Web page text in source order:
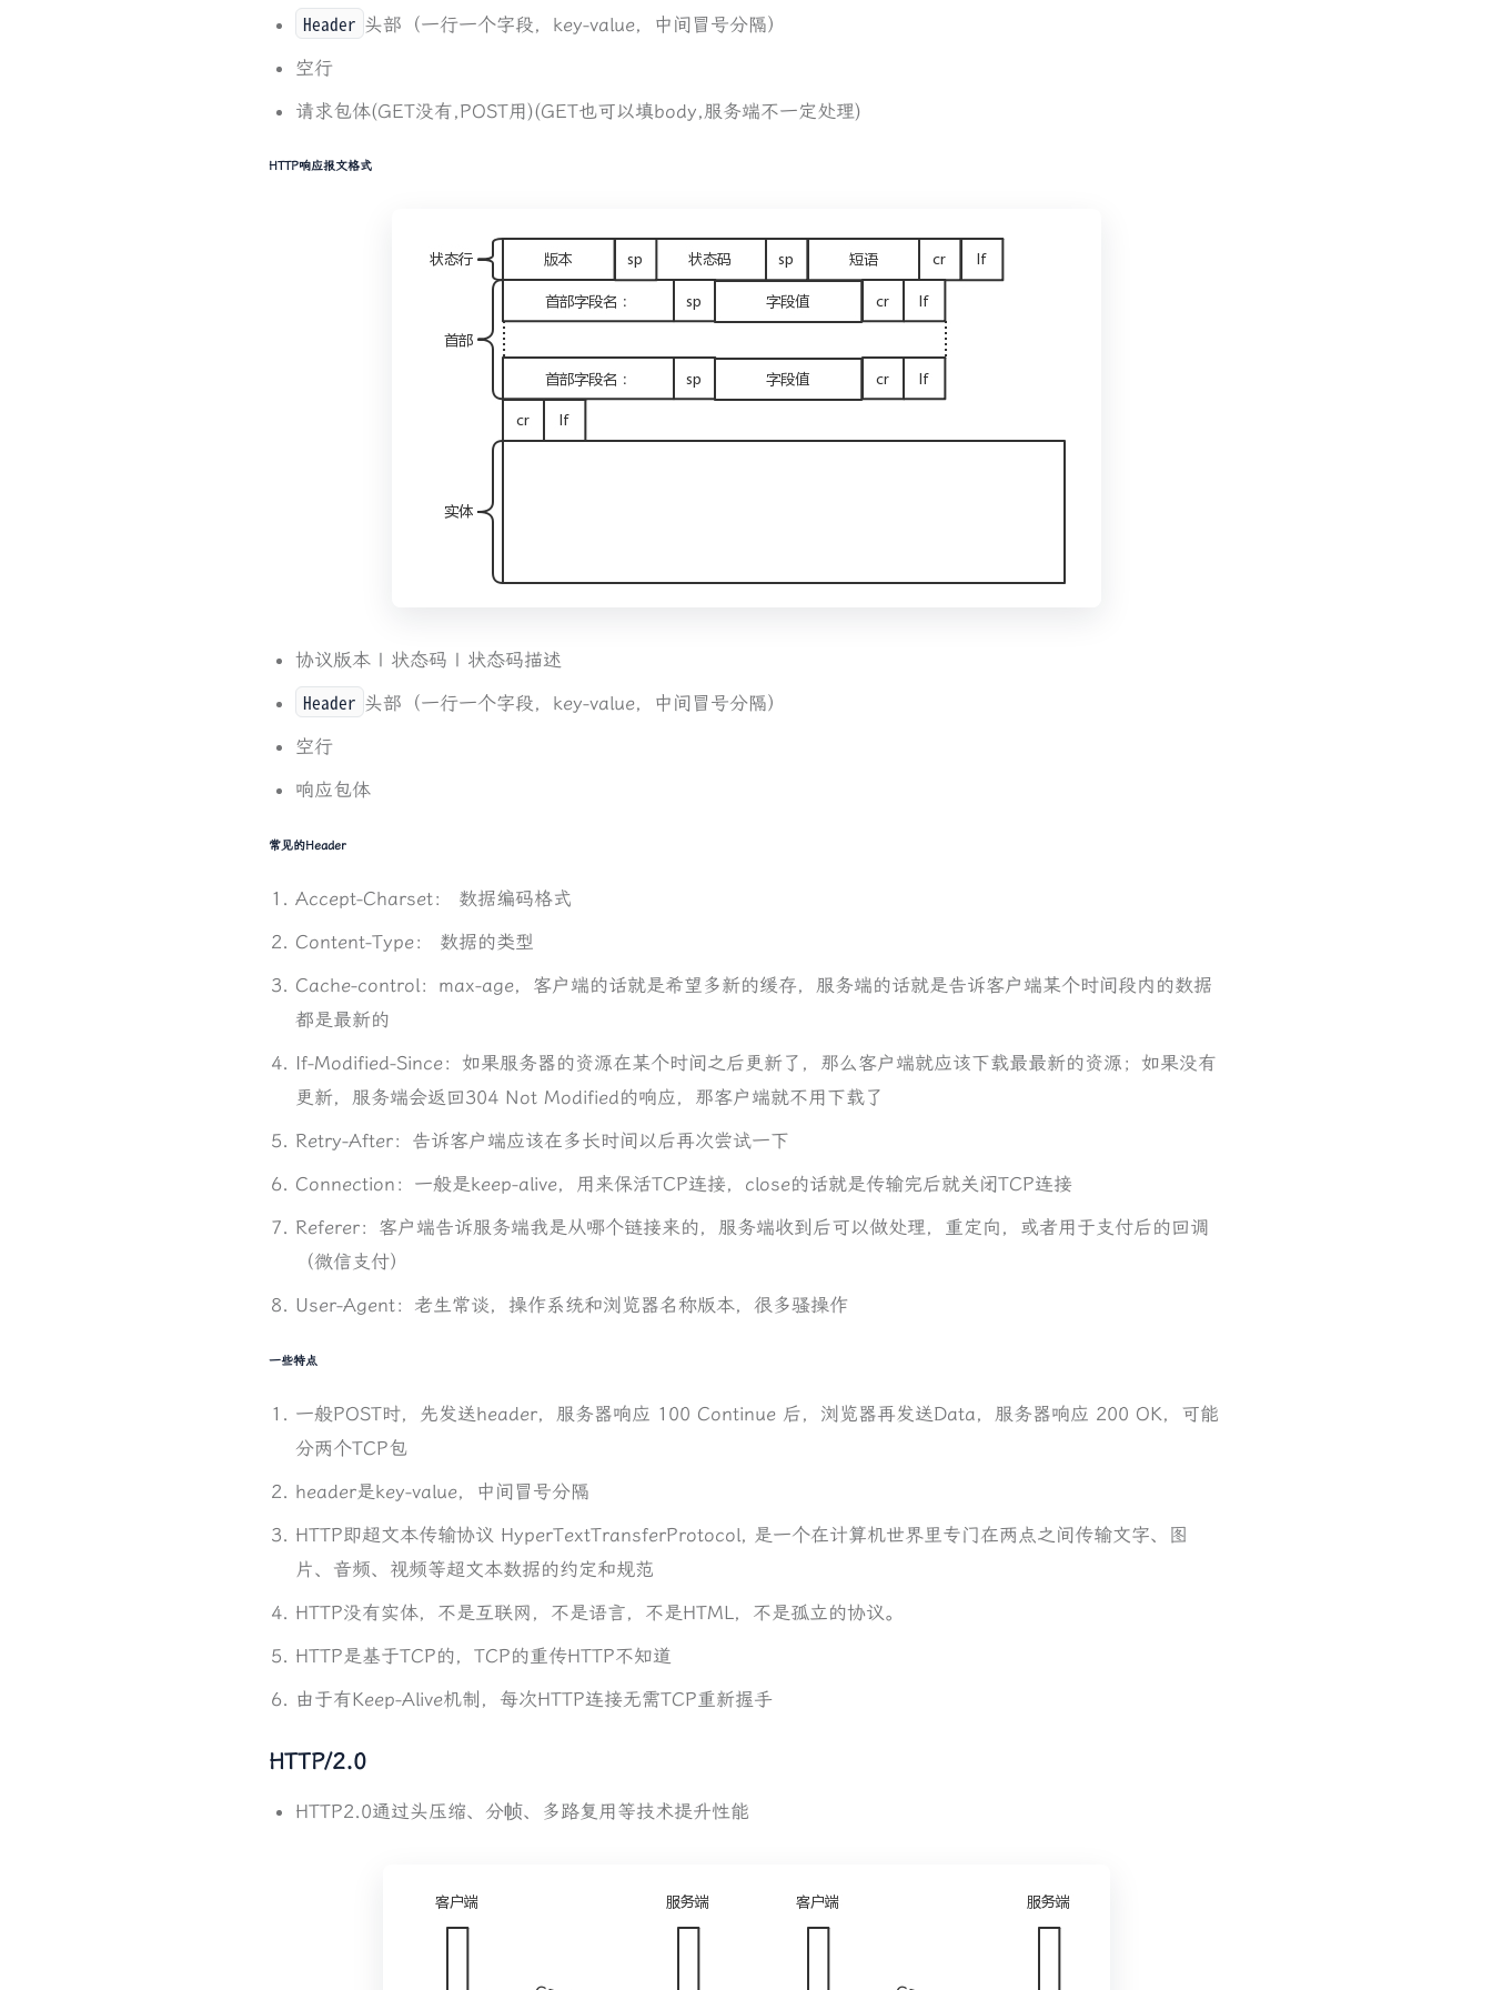
Header 头部（一行一个字段，key-value，中间冒号分隔）
空行
请求包体(GET没有,POST用)(GET也可以填body,服务端不一定处理)
HTTP响应报文格式
协议版本 | 状态码 | 状态码描述
Header 头部（一行一个字段，key-value，中间冒号分隔）
空行
响应包体
常见的Header
Accept-Charset： 数据编码格式
Content-Type： 数据的类型
Cache-control：max-age，客户端的话就是希望多新的缓存，服务端的话就是告诉客户端某个时间段内的数据
都是最新的
If-Modified-Since：如果服务器的资源在某个时间之后更新了，那么客户端就应该下载最最新的资源；如果没有
更新，服务端会返回304 Not Modified的响应，那客户端就不用下载了
Retry-After：告诉客户端应该在多长时间以后再次尝试一下
Connection：一般是keep-alive，用来保活TCP连接，close的话就是传输完后就关闭TCP连接
Referer：客户端告诉服务端我是从哪个链接来的，服务端收到后可以做处理，重定向，或者用于支付后的回调
（微信支付）
User-Agent：老生常谈，操作系统和浏览器名称版本，很多骚操作
一些特点
一般POST时，先发送header，服务器响应 100 Continue 后，浏览器再发送Data，服务器响应 200 OK，可能
分两个TCP包
header是key-value，中间冒号分隔
HTTP即超文本传输协议 HyperTextTransferProtocol, 是一个在计算机世界里专门在两点之间传输文字、图
片、音频、视频等超文本数据的约定和规范
HTTP没有实体，不是互联网，不是语言，不是HTML，不是孤立的协议。
HTTP是基于TCP的，TCP的重传HTTP不知道
由于有Keep-Alive机制，每次HTTP连接无需TCP重新握手
HTTP/2.0
HTTP2.0通过头压缩、分帧、多路复用等技术提升性能